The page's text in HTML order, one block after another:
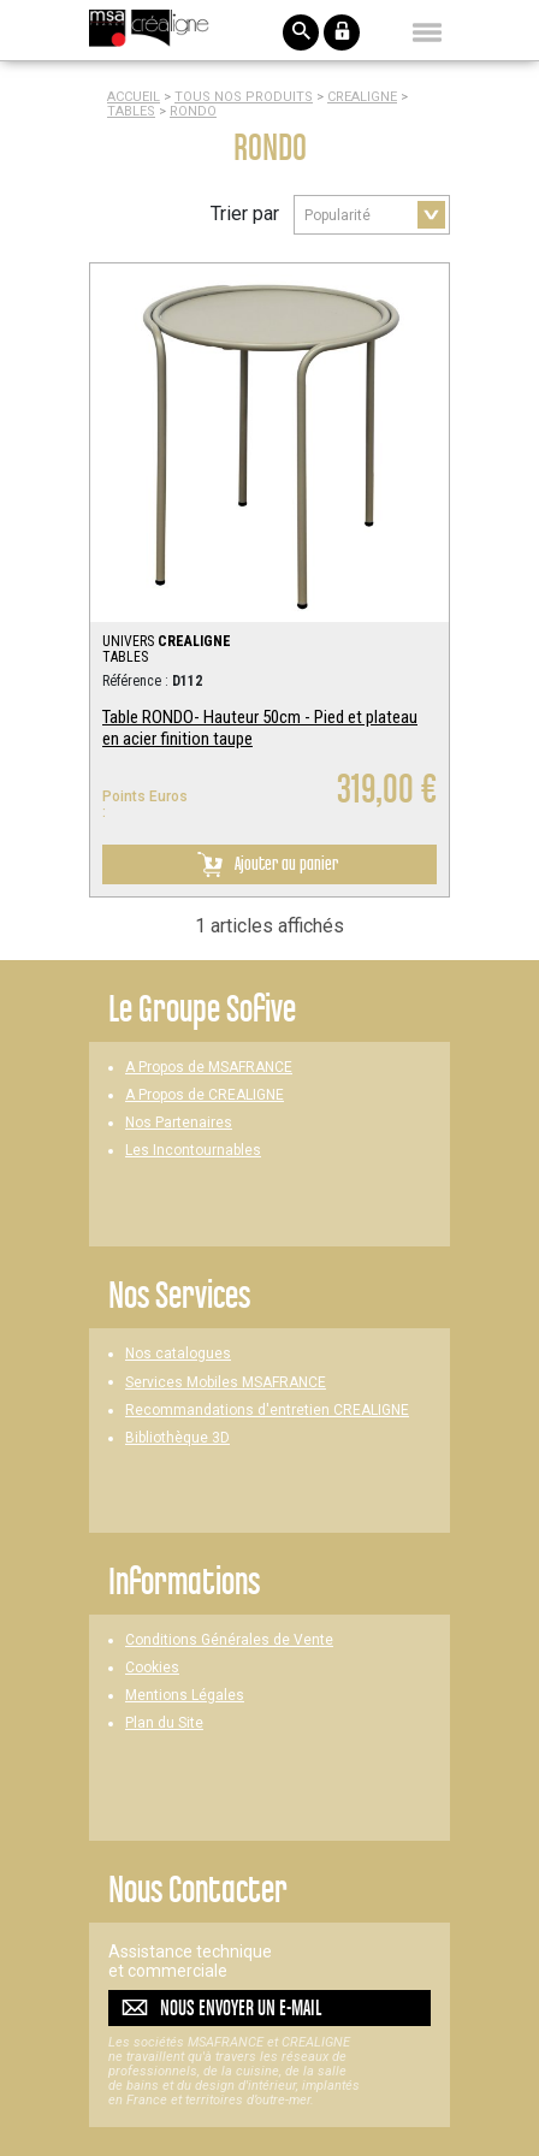
ACCUEIL > TOUS NOS PRODUITS > CREALIGNE >
TABLES > RONDO
RONDO
Trier par
UNIVERS CREALIGNE
TABLES
Référence : D112
Table RONDO- Hauteur 50cm - Pied et plateau
en acier finition taupe
Points Euros
:
319,00 €
Ajouter au panier
1 articles affichés
LeGroupe Sofive
A Propos de MSAFRANCE
A Propos de CREALIGNE
Nos Partenaires
Les Incontournables
Nos Services
Nos catalogues
Services Mobiles MSAFRANCE
Recommandations d'entretien CREALIGNE
Bibliothèque 3D
Informations
Conditions Générales de Vente
Cookies
Mentions Légales
Plan du Site
Nous Contacter
Assistance technique
et commerciale
NOUS ENVOYER UNE-MAIL
Les sociétés MSAFRANCE et CREALIGNE
ne travaillent qu'à travers les réseaux de
professionnels, de la cuisine, de la salle
de bains et du design d'intérieur, implantés
en France et territoires d’outre-mer.